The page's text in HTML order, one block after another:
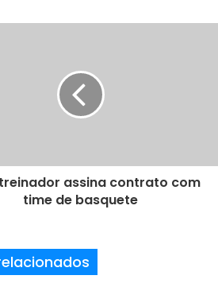
assina contrato com
time de basquete